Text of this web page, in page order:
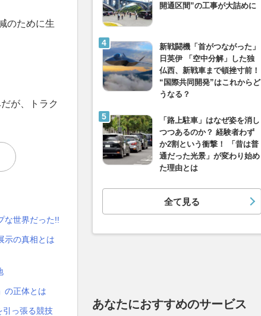
のために生
が、トラク
な世界だった!!
の真相とは
の正体とは
っ張る競技
開通区間”の工事が大詰めに
新戦闘機「首がつながった」
日英伊 「空中分解」した独
仏西、新戦車まで頓挫寸前！
“国際共同開発”はこれからど
うなる？
「路上駐車」はなぜ姿を消し
つつあるのか？ 経験者わず
か2割という衝撃！ 「昔は普
通だった光景」が変わり始め
た理由とは
全て見る
あなたにおすすめのサービス